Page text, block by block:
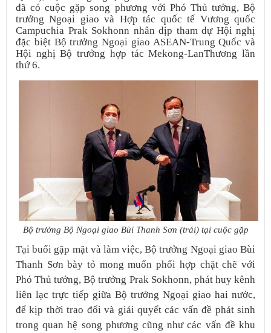
đã có cuộc gặp song phương với Phó Thủ tướng, Bộ
trưởng Ngoại giao và Hợp tác quốc tế Vương quốc
Campuchia Prak Sokhonn nhân dịp tham dự Hội nghị
đặc biệt Bộ trưởng Ngoại giao ASEAN-Trung Quốc và
Hội nghị Bộ trưởng hợp tác Mekong-LanThương lần
thứ 6.
Bộ trưởng Bộ Ngoại giao Bùi Thanh Sơn (trái) tại cuộc gặp
Tại buổi gặp mặt và làm việc, Bộ trưởng Ngoại giao Bùi
Thanh Sơn bày tỏ mong muốn phối hợp chặt chẽ với
Phó Thủ tướng, Bộ trưởng Prak Sokhonn, phát huy kênh
liên lạc trực tiếp giữa Bộ trưởng Ngoại giao hai nước,
để kịp thời trao đổi và giải quyết các vấn đề phát sinh
trong quan hệ song phương cũng như các vấn đề khu